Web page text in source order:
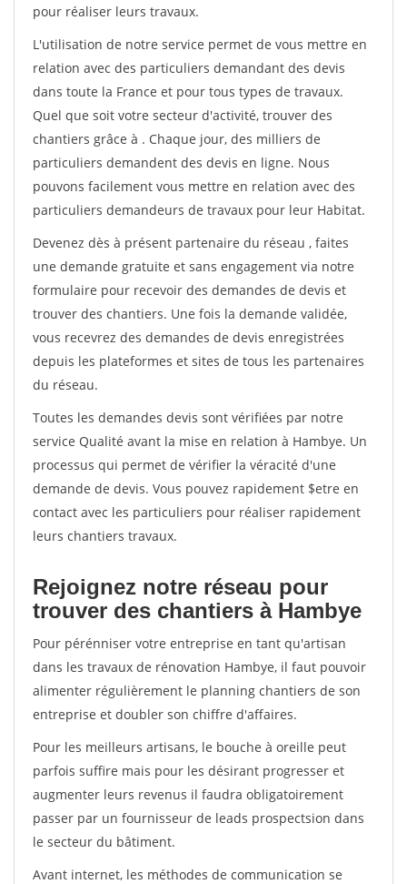
pour réaliser leurs travaux.
L'utilisation de notre service permet de vous mettre en
relation avec des particuliers demandant des devis
dans toute la France et pour tous types de travaux.
Quel que soit votre secteur d'activité, trouver des
chantiers grâce à . Chaque jour, des milliers de
particuliers demandent des devis en ligne. Nous
pouvons facilement vous mettre en relation avec des
particuliers demandeurs de travaux pour leur Habitat.
Devenez dès à présent partenaire du réseau , faites
une demande gratuite et sans engagement via notre
formulaire pour recevoir des demandes de devis et
trouver des chantiers. Une fois la demande validée,
vous recevrez des demandes de devis enregistrées
depuis les plateformes et sites de tous les partenaires
du réseau.
Toutes les demandes devis sont vérifiées par notre
service Qualité avant la mise en relation à Hambye. Un
processus qui permet de vérifier la véracité d'une
demande de devis. Vous pouvez rapidement $etre en
contact avec les particuliers pour réaliser rapidement
leurs chantiers travaux.
Rejoignez notre réseau pour
trouver des chantiers à Hambye
Pour pérénniser votre entreprise en tant qu'artisan
dans les travaux de rénovation Hambye, il faut pouvoir
alimenter régulièrement le planning chantiers de son
entreprise et doubler son chiffre d'affaires.
Pour les meilleurs artisans, le bouche à oreille peut
parfois suffire mais pour les désirant progresser et
augmenter leurs revenus il faudra obligatoirement
passer par un fournisseur de leads prospectsion dans
le secteur du bâtiment.
Avant internet, les méthodes de communication se